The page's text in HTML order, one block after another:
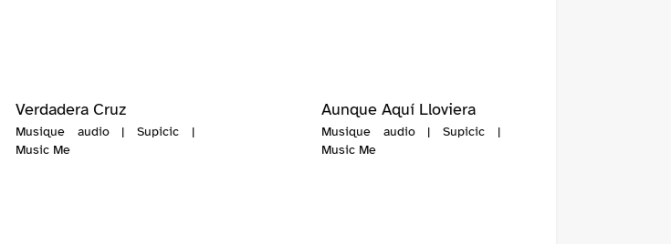
Verdadera Cruz
Musique audio | Supicic |
Music Me
Aunque Aquí Lloviera
Musique audio | Supicic |
Music Me